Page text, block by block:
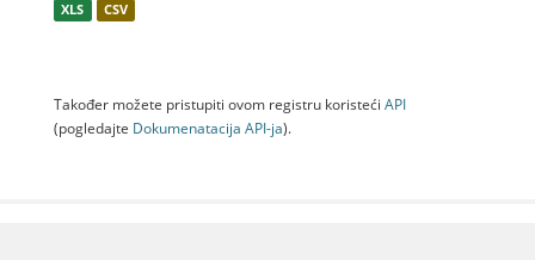
XLS CSV
Također možete pristupiti ovom registru koristeći API
(pogledajte Dokumenаtаcijа API-jа).